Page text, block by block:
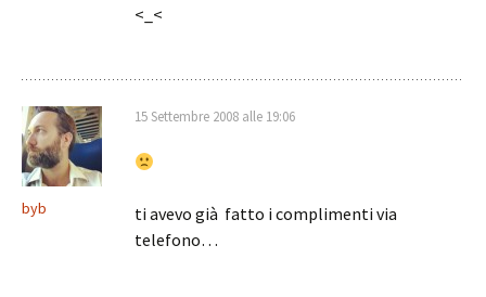
<_<
byb
15 Settembre 2008 alle 19:06
ti avevo già fatto i complimenti via
telefono…